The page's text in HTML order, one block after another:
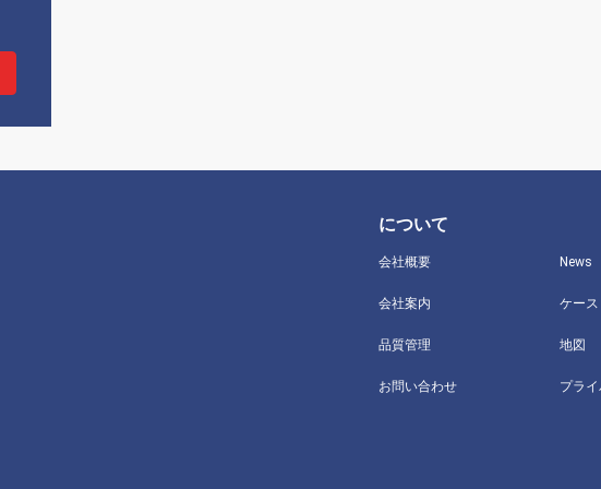
について
会社概要
会社案内
品質管理
お問い合わせ
News
ケース
地図
プラ